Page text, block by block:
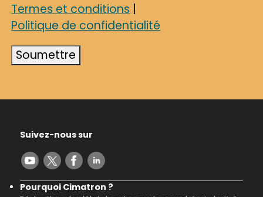
Termes et conditions
Politique de confidentialité
Soumettre
Suivez-nous sur
Pourquoi Cimatron ?